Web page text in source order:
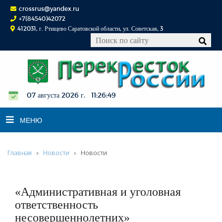
crossrus@yandex.ru
+7(84540)42072
412031, г. Ртищево Саратовской области, ул. Советская, 3
07 августа 2026 г. 11:26:50
МЕНЮ
НОВОСТИ
К СВЕДЕНИЮ
КОНКУРСЫ
ФОТОРЕПОРТАЖИ
Главная Новости Новости
«Административная и уголовная
ответственность
несовершеннолетних»